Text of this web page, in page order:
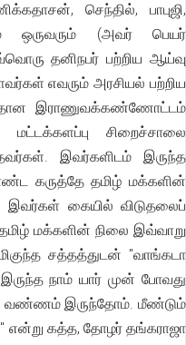
செந்தில், பாபுஜி,
ஒருவரும் (அவர் பெயர்
தனிநபர் பற்றிய ஆய்வு
எவரும் அரசியல் பற்றிய
இராணுவக்கண்ணோட்டம்
சிறைச்சாலை
இவர்களிடம் இருந்த
கருத்தே தமிழ் மக்களின்
இவர்கள் கையில் விடுதலைப்
மக்களின் நிலை இவ்வாறு
சத்தத்துடன் "வாங்கடா
நாம் யார் முன் போவது
வண்ணம் இருந்தோம். மீண்டும்
கத்த, தோழர் தங்கராஜா